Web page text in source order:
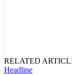
RELATED
Headline